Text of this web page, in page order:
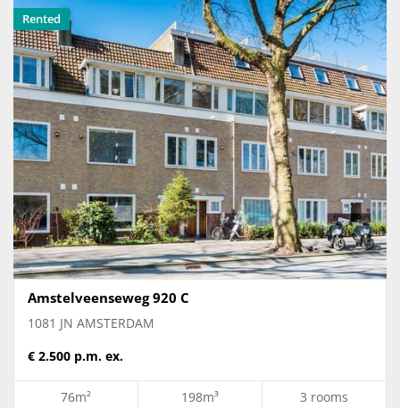
Rented
Amstelveenseweg 920 C
1081 JN AMSTERDAM
€ 2.500 p.m. ex.
76m² 198m³ 3 rooms